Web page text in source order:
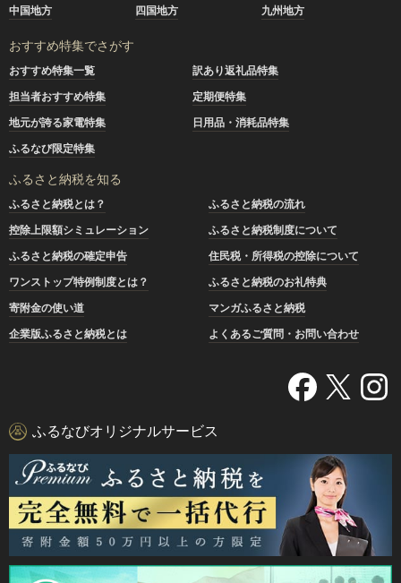
中国地方
四国地方 九州地方
おすすめ特集でさがす
おすすめ特集一覧
訳あり返礼品特集
担当者おすすめ特集
定期便特集
地元が誇る家電特集
日用品・消耗品特集
ふるなび限定特集
ふるさと納税を知る
ふるさと納税とは？
ふるさと納税の流れ
控除上限額シミュレーション
ふるさと納税制度について
ふるさと納税の確定申告
住民税・所得税の控除について
ワンストップ特例制度とは？
ふるさと納税のお礼特典
寄附金の使い道
マンガふるさと納税
企業版ふるさと納税とは
よくあるご質問・お問い合わせ
ふるなびオリジナルサービス